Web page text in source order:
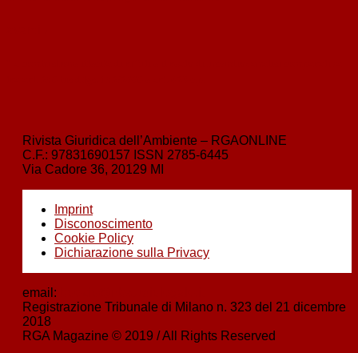
Rivista Giuridica dell’Ambiente – RGAONLINE
C.F.: 97831690157 ISSN 2785-6445
Via Cadore 36, 20129 MI
Imprint
Disconoscimento
Cookie Policy
Dichiarazione sulla Privacy
email:
Registrazione Tribunale di Milano n. 323 del 21 dicembre
2018
RGA Magazine © 2019 / All Rights Reserved